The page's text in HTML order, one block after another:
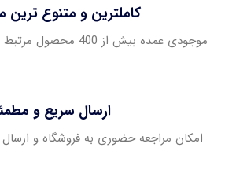
کاملترین و متنوع
موجودی عمده بیش از 400 محصول مرتبط با سیستم های حفاظتی
ارسال سریع و
امکان مراجعه حضوری به فروشگاه و ارسال